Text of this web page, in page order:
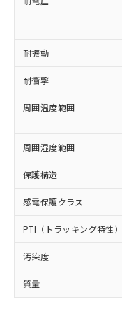
耐振動
耐衝撃
周囲温度範囲
周囲湿度範囲
保護構造
感電保護クラス
PTI（トラッキング特性）
汚染度
質量
在庫状
記載し
タに基
覧され
準価格
正式な
様のお
ムロン
オムロ
在庫状
事前の
示しな
マイパ
ビス）
メンバ
むを得ず変
六価クロム
類(PBB)
(PBDE)
ル) (DEHP)(別名
ルベンジル（
（DBP）
適用除外項目は除
フタル酸エステ
図的な使用がな
部品在庫の
月が前後す
「－」：未
*中国RoHS10物
Pb(鉛)
Cr(Ⅵ)(六価クロ
DBP(フタル酸ジ
イソブチル) :
DEHP(フタル酸ビ
※2 環境保護
「ｅ」：有
準値以下であ
「10」：通
質が外部に
及ぼさない
「－」：未
い合わせくだ
為替お
（以下
または
国政府
可)を
当社は
全に破
いよう
当社は
ル、化
武器並
当社は
場合は
該第三
販売先
法に輸
り引き
一
一
在
い
た
機
受
情